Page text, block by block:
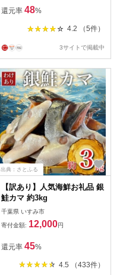
切 冷凍 千葉県 木更津市 送料
無料
還元率 48%
4.2 （5件）
3サイトで掲載中
出典：さとふる
【訳あり】人気海鮮お礼品 銀
鮭カマ 約3kg
千葉県 いすみ市
寄付金額: 12,000円
還元率 45%
4.5 （433件）